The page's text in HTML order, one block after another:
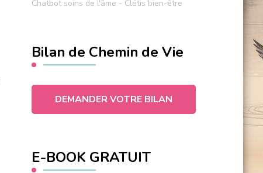
Chatbot soins de l'âme - Clétis bien-être
Bilan de Chemin de Vie
DEMANDER VOTRE BILAN
E-BOOK GRATUIT